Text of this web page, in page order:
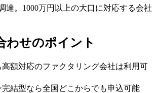
達。1000万円以上の大口に対応する会社
わせのポイント
高額対応のファクタリング会社は利用可
完結型なら全国どこからでも申込可能